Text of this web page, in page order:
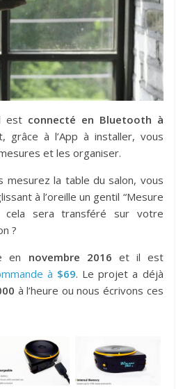
est connecté en Bluetooth à
grâce à l’App à installer, vous
et les organiser.
mesurez la table du salon, vous
à l’oreille un gentil “Mesure
sera transféré sur votre
?
en novembre 2016 et il est
à $69. Le projet a déjà
à l’heure ou nous écrivons ces